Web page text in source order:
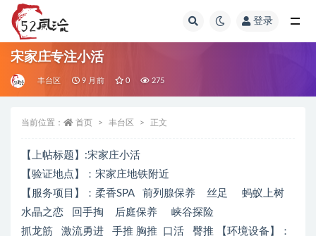
登录
宋家庄专注小活
丰台区 9 月前 0 275
当前位置： 首页 丰台区 正文
【上帖标题】:宋家庄小活
【验证地点】：宋家庄地铁附近
【服务项目】：柔香SPA 前列腺保养 丝足 蚂蚁上树
水晶之恋 回手掏 后庭保养 峡谷探险
抓龙筋 激流勇进 手推 胸推 口活 臀推 【环境设备】：